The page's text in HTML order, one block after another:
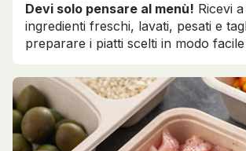
Devi solo pensare al menù! Ricevi
ingredienti freschi, lavati, pesati e
preparare i piatti scelti in modo